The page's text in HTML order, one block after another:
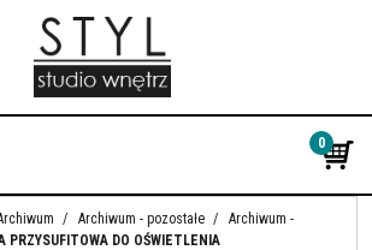
0
/ Archiwum - pozostałe /
Archiwum -
PRZYSUFITOWA DO OŚWIETLENIA